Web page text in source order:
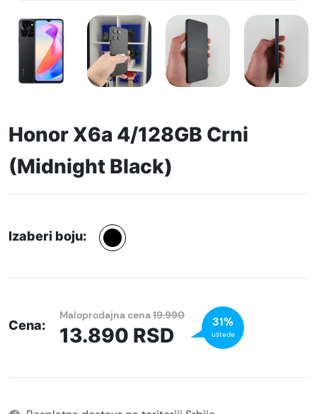
Honor X6a 4/128GB Crni
(Midnight Black)
Izaberi boju:
Cena:
Maloprodajna cena19.990
13.890 RSD
31%
uštede